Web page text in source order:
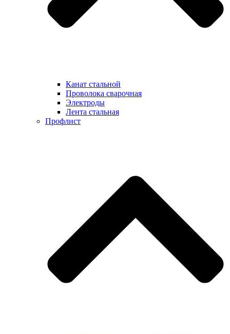
Канат стальной
Проволока сварочная
Электроды
Лента стальная
Профлист